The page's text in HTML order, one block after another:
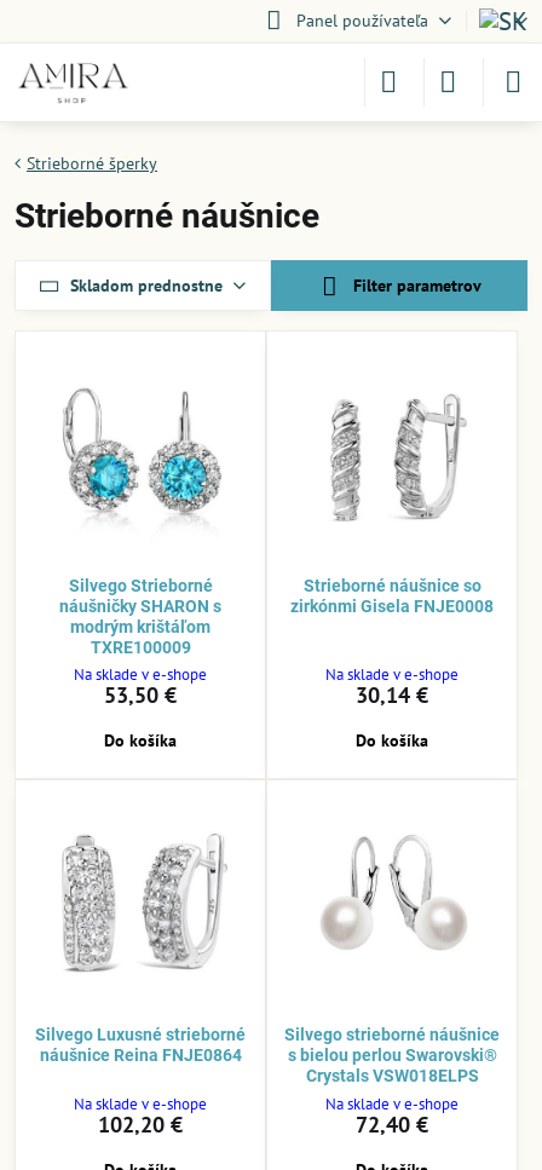
Panel používateľa
Strieborné šperky
Strieborné náušnice
Skladom prednostne Filter parametrov
Silvego Strieborné
náušničky SHARON s
modrým krištáľom
TXRE100009
Na sklade v e-shope
53,50 €
Do košíka
Strieborné náušnice so
zirkónmi Gisela FNJE0008
Na sklade v e-shope
30,14 €
Do košíka
Silvego Luxusné strieborné
náušnice Reina FNJE0864
Na sklade v e-shope
102,20 €
Silvego strieborné náušnice
s bielou perlou Swarovski®
Crystals VSW018ELPS
Na sklade v e-shope
72,40 €